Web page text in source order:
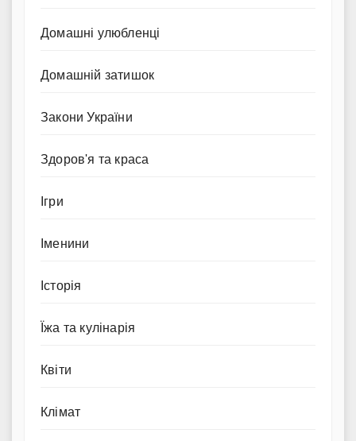
Домашні улюбленці
Домашній затишок
Закони України
Здоров'я та краса
Ігри
Іменини
Історія
Їжа та кулінарія
Квіти
Клімат